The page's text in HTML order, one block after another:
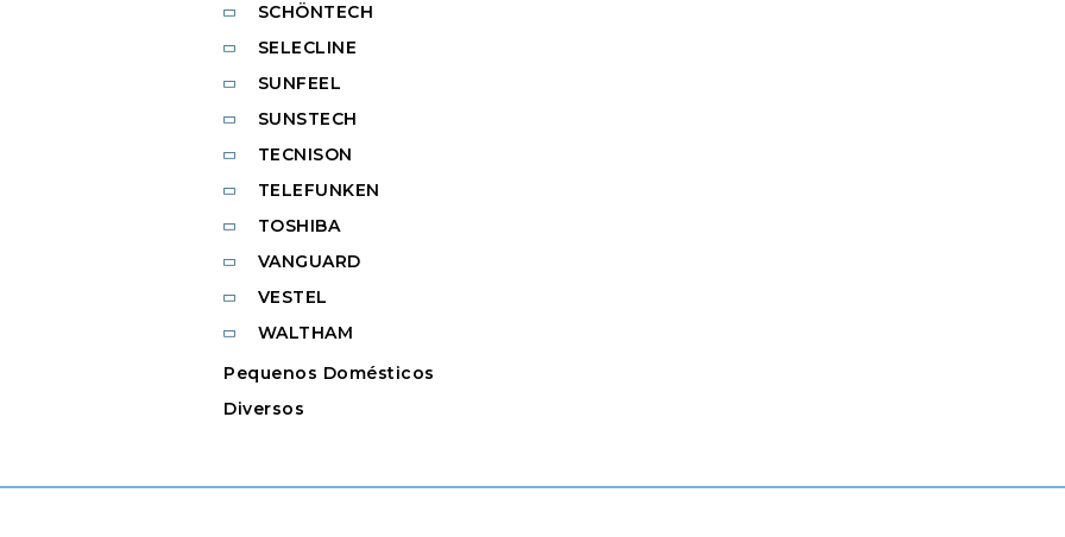
SCHÖNTECH
SELECLINE
SUNFEEL
SUNSTECH
TECNISON
TELEFUNKEN
TOSHIBA
VANGUARD
VESTEL
WALTHAM
Pequenos Domésticos
Diversos